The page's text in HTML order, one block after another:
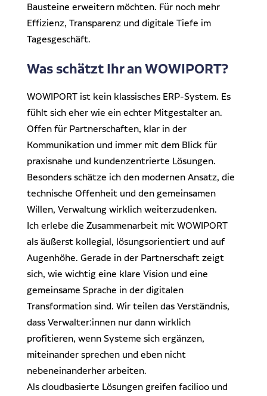
Bausteine erweitern möchten. Für noch mehr
Effizienz, Transparenz und digitale Tiefe im
Tagesgeschäft.
Was schätzt Ihr an WOWIPORT?
WOWIPORT ist kein klassisches ERP-System. Es
fühlt sich eher wie ein echter Mitgestalter an.
Offen für Partnerschaften, klar in der
Kommunikation und immer mit dem Blick für
praxisnahe und kundenzentrierte Lösungen.
Besonders schätze ich den modernen Ansatz, die
technische Offenheit und den gemeinsamen
Willen, Verwaltung wirklich weiterzudenken.
Ich erlebe die Zusammenarbeit mit WOWIPORT
als äußerst kollegial, lösungsorientiert und auf
Augenhöhe. Gerade in der Partnerschaft zeigt
sich, wie wichtig eine klare Vision und eine
gemeinsame Sprache in der digitalen
Transformation sind. Wir teilen das Verständnis,
dass Verwalter:innen nur dann wirklich
profitieren, wenn Systeme sich ergänzen,
miteinander sprechen und eben nicht
nebeneinanderher arbeiten.
Als cloudbasierte Lösungen greifen facilioo und